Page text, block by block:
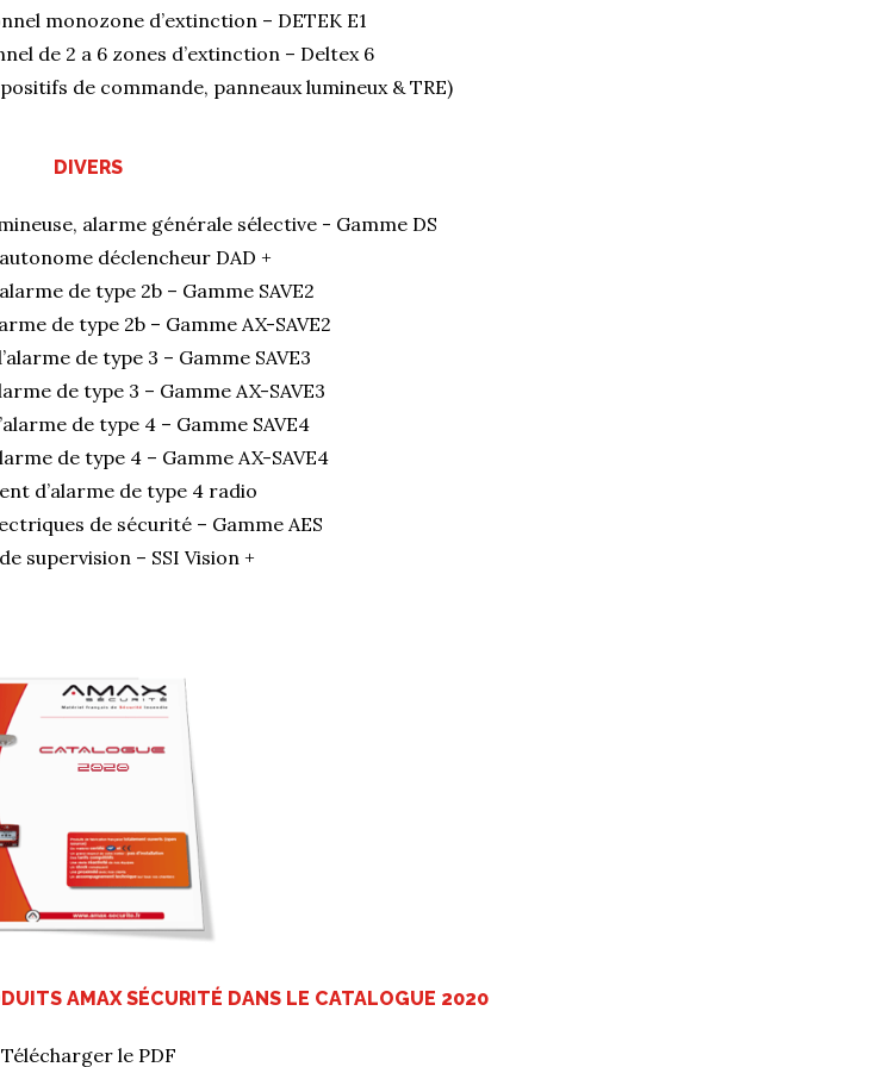
monozone d’extinction – DETEK E1
de 2 a 6 zones d’extinction – Deltex 6
de commande, panneaux lumineux & TRE)
DIVERS
alarme générale sélective - Gamme DS
déclencheur DAD +
de type 2b – Gamme SAVE2
de type 2b – Gamme AX-SAVE2
de type 3 – Gamme SAVE3
de type 3 – Gamme AX-SAVE3
de type 4 – Gamme SAVE4
de type 4 – Gamme AX-SAVE4
d’alarme de type 4 radio
de sécurité – Gamme AES
supervision – SSI Vision +
AMAX SÉCURITÉ DANS LE CATALOGUE 2020
Télécharger le PDF